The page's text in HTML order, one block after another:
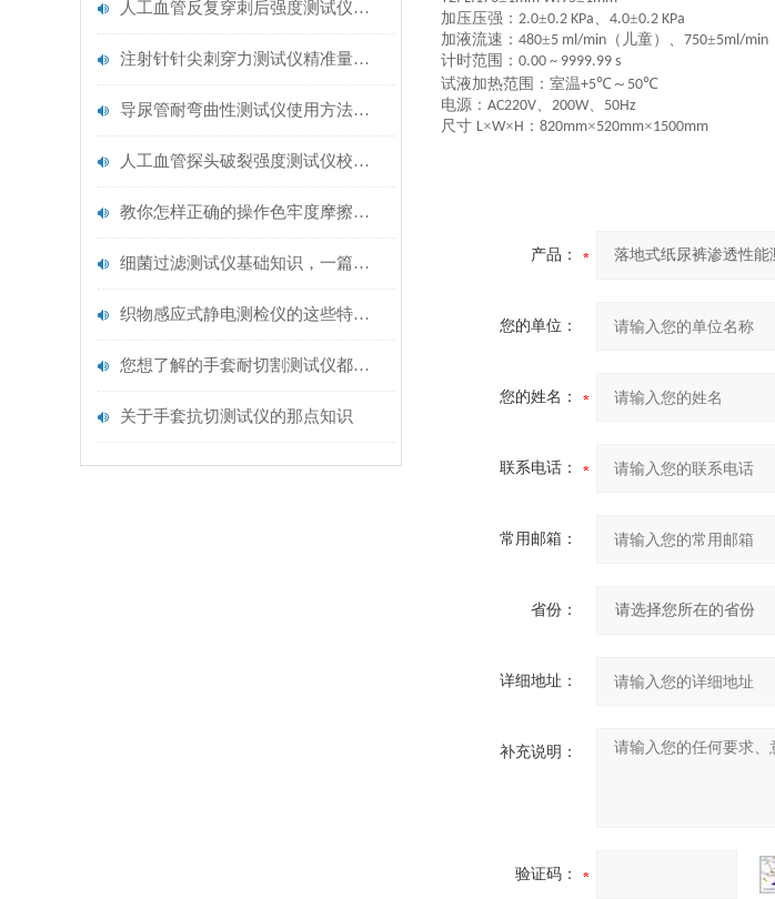
人工血管反复穿刺后强度测试仪是什么？透析患者的“生命管“质量靠它把关！
注射针针尖刺穿力测试仪精准量化针尖锋利度，构筑临床安全防线
导尿管耐弯曲性测试仪使用方法与操作规范
人工血管探头破裂强度测试仪校准规范：精准赋能医疗安全的技术基准
教你怎样正确的操作色牢度摩擦测试机
细菌过滤测试仪基础知识，一篇搞定
织物感应式静电测检仪的这些特点很少有人都知道
您想了解的手套耐切割测试仪都在这里了
关于手套抗切测试仪的那点知识
加压压强： 2.0±0.2 KPa、 4.0±0.2 KPa
加液流速： 480±5 ml/min （儿童）、 750±5ml/min
计时范围： 0.00 ~ 9999.99 s
试液加热范围：室温+5℃～ 50℃
电源： AC220V、 200W、 50Hz
尺寸 L×W×H ： 820mm×520mm×1500mm
产品：
您的单位：
您的姓名：
联系电话：
常用邮箱：
省份：
详细地址：
补充说明：
验证码：